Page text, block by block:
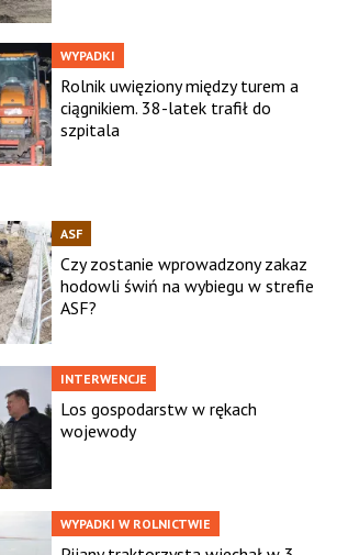
WYPADKI
Rolnik uwięziony między turem a
ciągnikiem. 38-latek trafił do
szpitala
ASF
Czy zostanie wprowadzony zakaz
hodowli świń na wybiegu w strefie
ASF?
INTERWENCJE
Los gospodarstw w rękach
wojewody
WYPADKI W ROLNICTWIE